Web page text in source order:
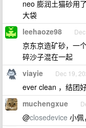
neo 膨润土猫砂用
大袋
leehaoze98
京东京造矿砂，一
碎沙子混在一起
viayie Dec 19,
ever clean ，结团
muchengxue
@closedevice 小佩